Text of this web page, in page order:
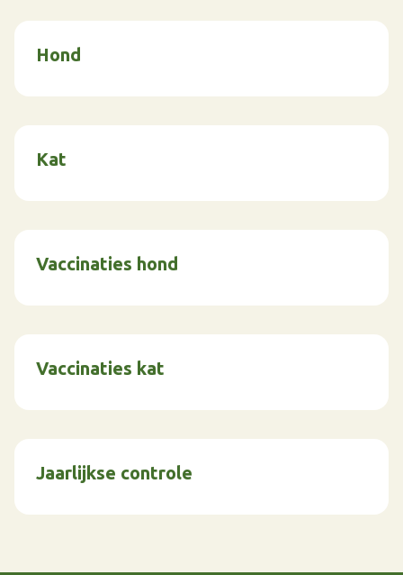
Hond
Kat
Vaccinaties hond
Vaccinaties kat
Jaarlijkse controle